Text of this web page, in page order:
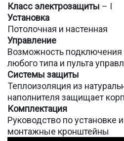
Класс электрозащиты – I
Установка
Потолочная и настенная
Управление
Возможность подключения
любого типа и пульта
Системы защиты
Теплоизоляция из
наполнителя защищает
Комплектация
Руководство по установке
монтажные кронштейны